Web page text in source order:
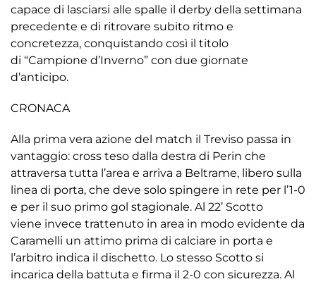
capace di lasciarsi alle spalle il derby della settimana
precedente e di ritrovare subito ritmo e
concretezza, conquistando così il titolo
di “Campione d’Inverno” con due giornate
d’anticipo.
CRONACA
Alla prima vera azione del match il Treviso passa in
vantaggio: cross teso dalla destra di Perin che
attraversa tutta l’area e arriva a Beltrame, libero sulla
linea di porta, che deve solo spingere in rete per l’1-0
e per il suo primo gol stagionale. Al 22’ Scotto
viene invece trattenuto in area in modo evidente da
Caramelli un attimo prima di calciare in porta e
l’arbitro indica il dischetto. Lo stesso Scotto si
incarica della battuta e firma il 2-0 con sicurezza. Al